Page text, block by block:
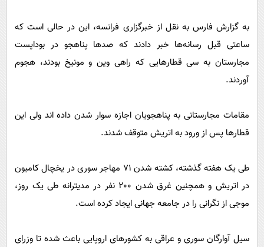
سرگرمی
فناوری
فرهنگی
بین الملل
حیات وحش
روانشناسی
به گزارش فارس به نقل از خبرگزاری فرانسه،‌ این در حالی است که
ساعتی قبل رسانه‌ها خبر دادند که صدها پناهجو در بوداپست
مجارستان به سی قطارهایی که راهی وین و مونیخ بودند، هجوم
آوردند.
مقامات مجارستانی به پناهجویان اجازه سوار شدن داده اند ولی این
قطارها پس از ورود به اتریش متوقف شدند.
طی یک هفته گذشته، کشته شدن 71 مهاجر سوری در یخچال کامیون
در اتریش و همچنین غرق شدن 200 نفر در مدیترانه طی یک روز،
موجی از نگرانی را در جامعه جهانی ایجاد کرده است.
سیل آوارگان سوری و عراقی به کشورهای اروپایی باعث شده تا وزرای